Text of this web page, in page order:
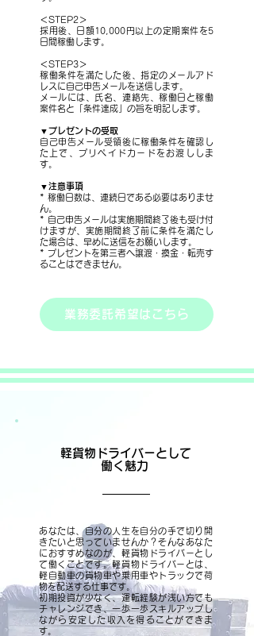
＜STEP2＞
採用後、日額10,000円以上の定期案件を5
日間稼働します。
＜STEP3＞
稼働条件を満たした後、指定のメールアド
レスに自己申告メールを送信します。
メールには、氏名、連絡先、稼働日と稼働
案件名と「条件達成」の旨を明記します。
▼プレゼントの受取
自己申告メール受領後に稼働条件を確認し
た上で、プリペイドカードをお渡ししま
す。
▼注意事項
* 稼働日数は、連続日である必要はありませ
ん。
* 自己申告メールは実施期間終了後も受け付
けますが、実施期間終了前に条件を満たし
た場合は、早めに送信をお願いします。
* プレゼントを第三者へ譲渡・換金・転売す
ることはできません。
業務委託希望はこちら
軽貨物ドライバーとして
働く魅力
あなたは、自分の人生を自分の手で切り開
きたいと思っていませんか？そんなあなた
におすすめなのが、軽貨物ドライバーとし
て働くことです。軽貨物ドライバーとは、
軽自動車の貨物車や乗用車やトラックで荷
物を配送する仕事です。
初期投資が少なく、運転経験が浅い方でも
チャレンジでき、一歩一歩スキルアップし
ながら安定した収入を得ることができま
す。